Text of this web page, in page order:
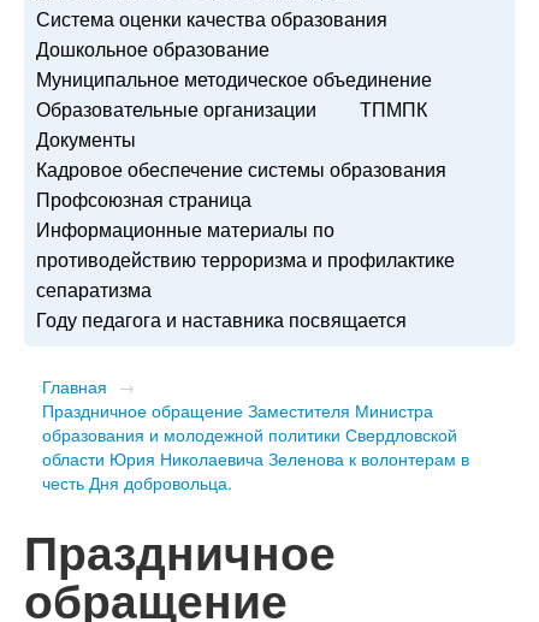
Система оценки качества образования
Дошкольное образование
Муниципальное методическое объединение
Образовательные организации
ТПМПК
Документы
Кадровое обеспечение системы образования
Профсоюзная страница
Информационные материалы по
противодействию терроризма и профилактике
сепаратизма
Году педагога и наставника посвящается
Главная →
Праздничное обращение Заместителя Министра
образования и молодежной политики Свердловской
области Юрия Николаевича Зеленова к волонтерам в
честь Дня добровольца.
Праздничное
обращение